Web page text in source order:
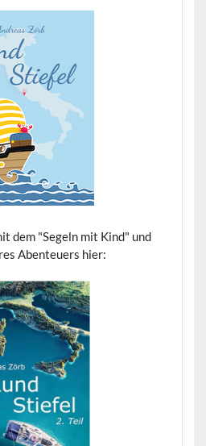
dem "Segeln mit Kind" und
Abenteuers hier: